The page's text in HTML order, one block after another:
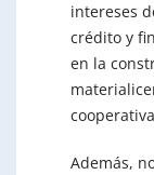
intereses
crédito y
en la
Además,